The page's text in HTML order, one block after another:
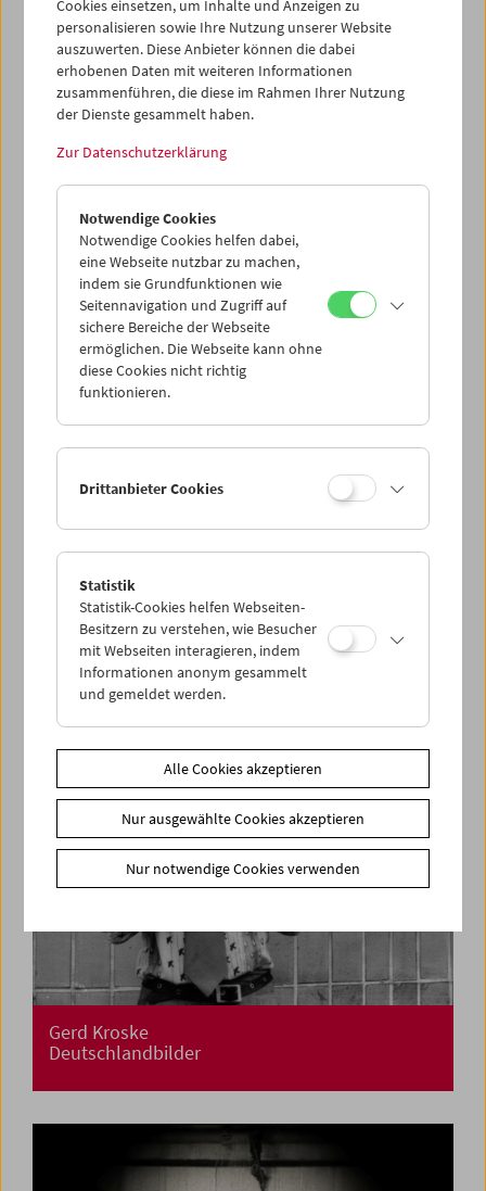
In person: Siegfried A. Fruhauf. Destillateur
"Ich bin einer der 500 von 150.000"
Simon Wiesenthal im Interview
Gerd Kroske
Deutschlandbilder
Cookies einsetzen, um Inhalte und Anzeigen zu
personalisieren sowie Ihre Nutzung unserer Website
auszuwerten. Diese Anbieter können die dabei
erhobenen Daten mit weiteren Informationen
zusammenführen, die diese im Rahmen Ihrer Nutzung
der Dienste gesammelt haben.
Zur Datenschutzerklärung
Notwendige Cookies
Notwendige Cookies helfen dabei,
eine Webseite nutzbar zu machen,
indem sie Grundfunktionen wie
Seitennavigation und Zugriff auf
sichere Bereiche der Webseite
ermöglichen. Die Webseite kann ohne
diese Cookies nicht richtig
funktionieren.
Drittanbieter Cookies
Statistik
Statistik-Cookies helfen Webseiten-
Besitzern zu verstehen, wie Besucher
mit Webseiten interagieren, indem
Informationen anonym gesammelt
und gemeldet werden.
Alle Cookies akzeptieren
Nur ausgewählte Cookies akzeptieren
Nur notwendige Cookies verwenden